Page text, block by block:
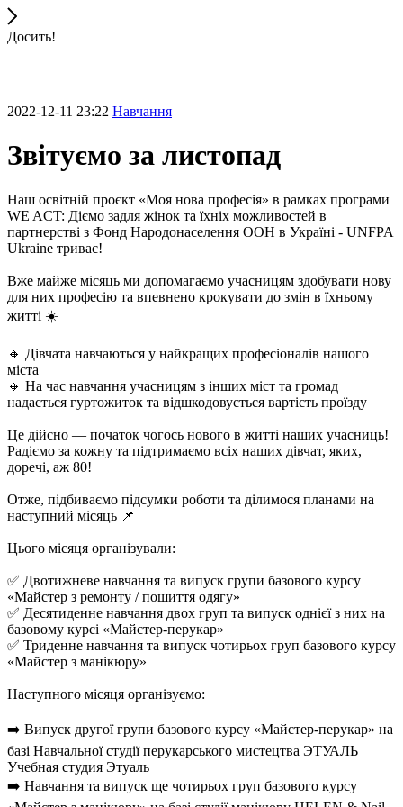
Досить!
2022-12-11 23:22 Навчання
Звітуємо за листопад
Наш освітній проєкт «Моя нова професія» в рамках програми
WE ACT: Діємо задля жінок та їхніх можливостей в
партнерстві з Фонд Народонаселення ООН в Україні - UNFPA
Ukraine триває!
Вже майже місяць ми допомагаємо учасницям здобувати нову
для них професію та впевнено крокувати до змін в їхньому
житті ☀️
🔸 Дівчата навчаються у найкращих професіоналів нашого
міста
🔸 На час навчання учасницям з інших міст та громад
надається гуртожиток та відшкодовується вартість проїзду
Це дійсно — початок чогось нового в житті наших учасниць!
Радіємо за кожну та підтримаємо всіх наших дівчат, яких,
доречі, аж 80!
Отже, підбиваємо підсумки роботи та ділимося планами на
наступний місяць 📌
Цього місяця організували:
✅ Двотижневе навчання та випуск групи базового курсу
«Майстер з ремонту / пошиття одягу»
✅ Десятиденне навчання двох груп та випуск однієї з них на
базовому курсі «Майстер-перукар»
✅ Триденне навчання та випуск чотирьох груп базового курсу
«Майстер з манікюру»
Наступного місяця організуємо:
➡️ Випуск другої групи базового курсу «Майстер-перукар» на
базі Навчальної студії перукарського мистецтва ЭТУАЛЬ
Учебная студия Этуаль
➡️ Навчання та випуск ще чотирьох груп базового курсу